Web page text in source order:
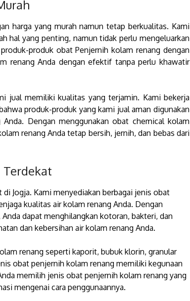
harga yang murah namun tetap berkualitas. Kami
hal yang penting, namun tidak perlu mengeluarkan
produk obat Penjernih kolam renang dengan
renang Anda dengan efektif tanpa perlu khawatir
jual memiliki kualitas yang terjamin. Kami bekerja
produk-produk yang kami jual aman digunakan
Dengan menggunakan obat chemical kolam
renang Anda tetap bersih, jernih, dan bebas dari
Jogja. Kami menyediakan berbagai jenis obat
kualitas air kolam renang Anda. Dengan
dapat menghilangkan kotoran, bakteri, dan
dan kebersihan air kolam renang Anda.
renang seperti kaporit, bubuk klorin, granular
obat penjernih kolam renang memiliki kegunaan
memilih jenis obat penjernih kolam renang yang
mengenai cara penggunaannya.